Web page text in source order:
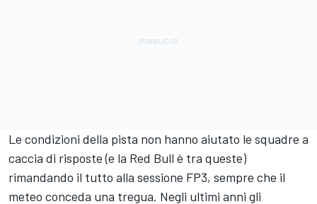
Le condizioni della pista non hanno aiutato le squadre a
caccia di risposte (e la Red Bull è tra queste)
rimandando il tutto alla sessione FP3, sempre che il
meteo conceda una tregua. Negli ultimi anni gli